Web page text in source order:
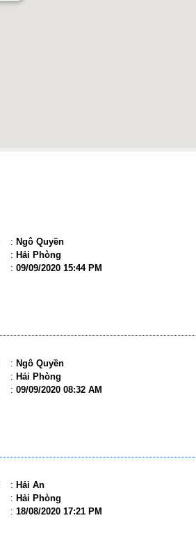
: Ngô Quyền
: Hải Phòng
: 09/09/2020 15:44 PM
: Ngô Quyền
: Hải Phòng
: 09/09/2020 08:32 AM
: Hải An
: Hải Phòng
: 18/08/2020 17:21 PM